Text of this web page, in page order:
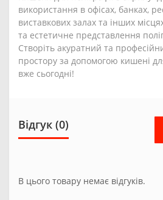
використання в офісах, банках,
виставкових залах та інших
та естетичне представлення
Створіть акуратний та
простору за допомогою кишені
вже сьогодні!
Відгук (0)
В цього товару немає відгуків.